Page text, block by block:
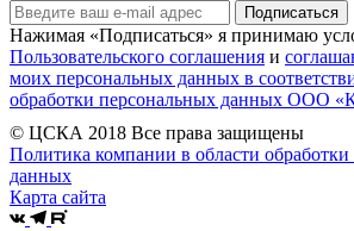
Подписаться
Нажимая «Подписаться» я принимаю
Пользовательского соглашения и
моих персональных данных в
обработки персональных данных ООО
© ЦСКА 2018 Все права защищены
Политика компании в области
данных
Карта сайта